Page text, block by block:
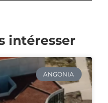
intéresser
ANGONIA